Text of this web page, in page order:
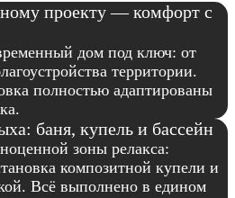
проекту — комфорт с
дом под ключ: от
территории.
полностью адаптированы
баня, купель и бассейн
зоны релакса:
композитной купели и
Всё выполнено в едином